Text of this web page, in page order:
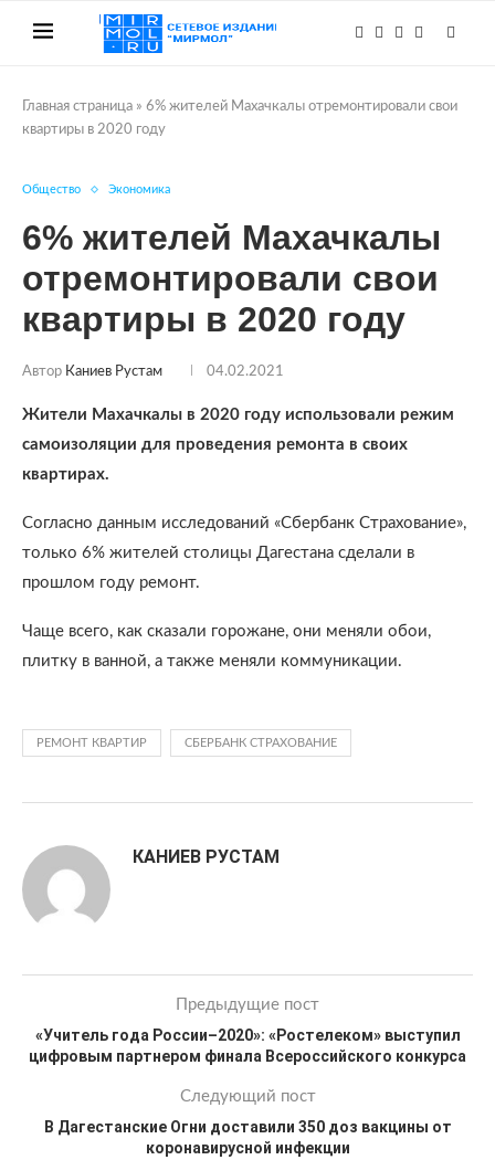
Главная страница » 6% жителей Махачкалы отремонтировали свои
квартиры в 2020 году
Общество Экономика
6% жителей Махачкалы
отремонтировали свои
квартиры в 2020 году
Автор Каниев Рустам 04.02.2021
Жители Махачкалы в 2020 году использовали режим
самоизоляции для проведения ремонта в своих
квартирах.
Согласно данным исследований «Сбербанк Страхование»,
только 6% жителей столицы Дагестана сделали в
прошлом году ремонт.
Чаще всего, как сказали горожане, они меняли обои,
плитку в ванной, а также меняли коммуникации.
РЕМОНТ КВАРТИР СБЕРБАНК СТРАХОВАНИЕ
КАНИЕВ РУСТАМ
Предыдущие пост
«Учитель года России–2020»: «Ростелеком» выступил
цифровым партнером финала Всероссийского конкурса
Следующий пост
В Дагестанские Огни доставили 350 доз вакцины от
коронавирусной инфекции